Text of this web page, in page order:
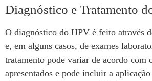
Diagnóstico e Tratamento
O diagnóstico do HPV é feito através
e, em alguns casos, de exames
tratamento pode variar de acordo com
apresentados e pode incluir a